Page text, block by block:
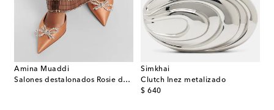
Amina Muaddi
Salones destalonados Rosie de satén adornados
Simkhai
Clutch Inez metalizado
$ 640
original price